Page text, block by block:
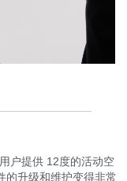
户提供 12度的活动空
的升级和维护变得非常